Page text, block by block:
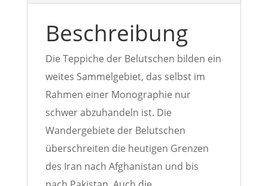
Beschreibung
Die Teppiche der Belutschen bilden ein
weites Sammelgebiet, das selbst im
Rahmen einer Monographie nur
schwer abzuhandeln ist. Die
Wandergebiete der Belutschen
überschreiten die heutigen Grenzen
des Iran nach Afghanistan und bis